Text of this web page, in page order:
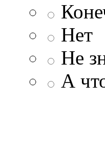
Нет
Не
А